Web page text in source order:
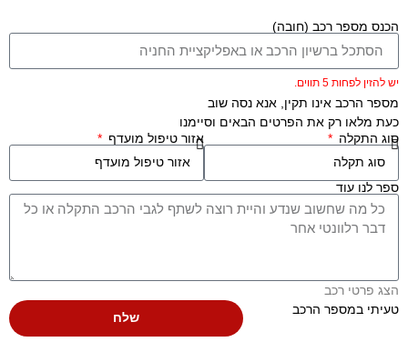
הכנס מספר רכב (חובה)
יש להזין לפחות 5 תווים.
מספר הרכב אינו תקין, אנא נסה שוב
כעת מלאו רק את הפרטים הבאים וסיימנו
סוג התקלה
אזור טיפול מועדף
ספר לנו עוד
הצג פרטי רכב
טעיתי במספר הרכב
שלח